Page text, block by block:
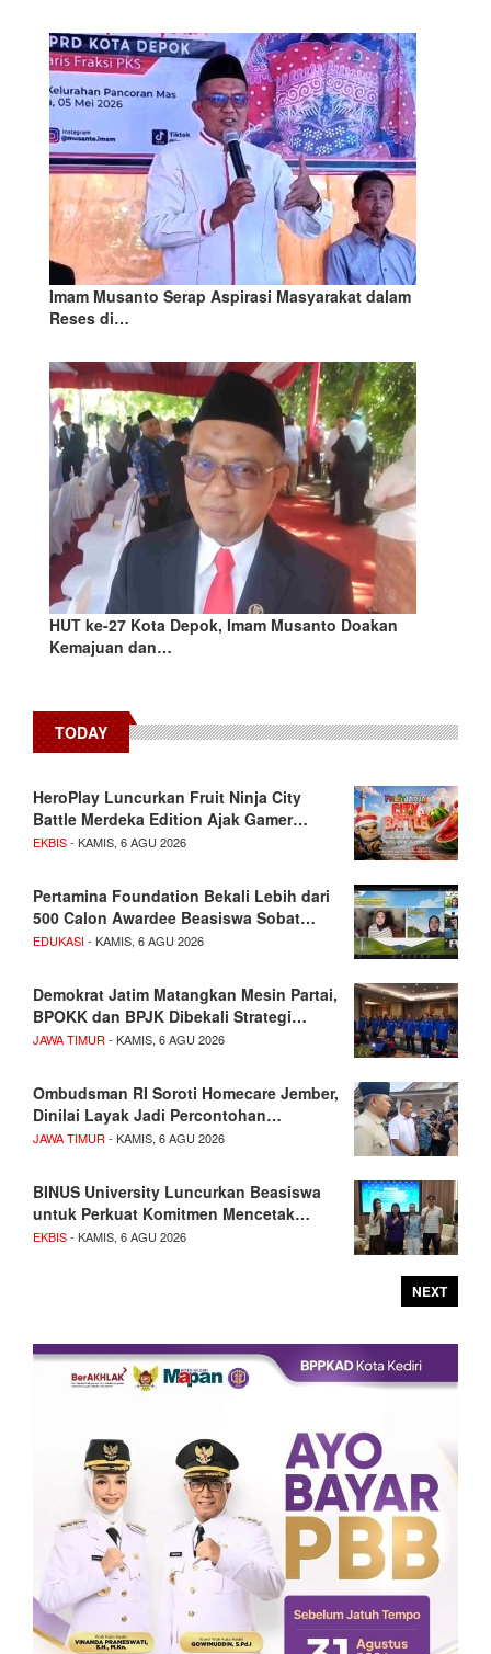
Imam Musanto Serap Aspirasi Masyarakat dalam
Reses di…
HUT ke-27 Kota Depok, Imam Musanto Doakan
Kemajuan dan…
TODAY
HeroPlay Luncurkan Fruit Ninja City
Battle Merdeka Edition Ajak Gamer…
EKBIS- KAMIS, 6 AGU 2026
Pertamina Foundation Bekali Lebih dari
500 Calon Awardee Beasiswa Sobat…
EDUKASI- KAMIS, 6 AGU 2026
Demokrat Jatim Matangkan Mesin Partai,
BPOKK dan BPJK Dibekali Strategi…
JAWA TIMUR- KAMIS, 6 AGU 2026
Ombudsman RI Soroti Homecare Jember,
Dinilai Layak Jadi Percontohan…
JAWA TIMUR- KAMIS, 6 AGU 2026
BINUS University Luncurkan Beasiswa
untuk Perkuat Komitmen Mencetak…
EKBIS- KAMIS, 6 AGU 2026
NEXT